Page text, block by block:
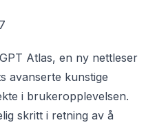
Atlas, en ny nettleser
avanserte kunstige
i brukeropplevelsen.
skritt i retning av å